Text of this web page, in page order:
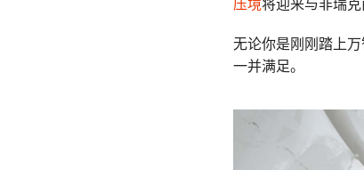
无论你是刚刚踏上
一并满足。